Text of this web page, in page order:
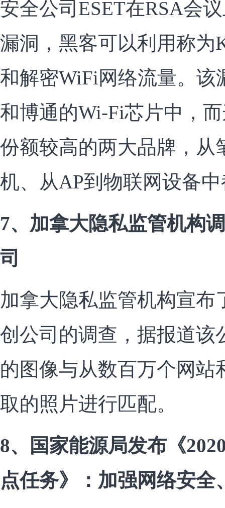
安全公司ESET在RSA会
漏洞，黑客可以利用称为
和解密WiFi网络流量。该
和博通的Wi-Fi芯片中，
份额较高的两大品牌，从
机、从AP到物联网设备
7、加拿大隐私监管机构
司
加拿大隐私监管机构宣布
创公司的调查，据报道该
的图像与从数百万个网站
取的照片进行匹配。
8、国家能源局发布《
点任务》：加强网络安全